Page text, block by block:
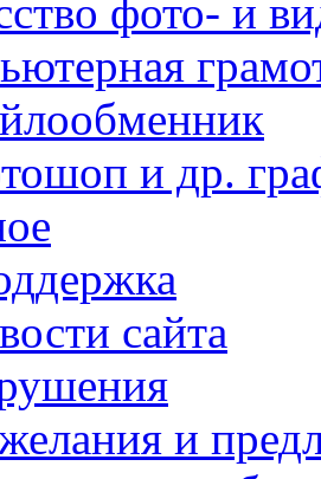
фото- и
и др.
сайта
и